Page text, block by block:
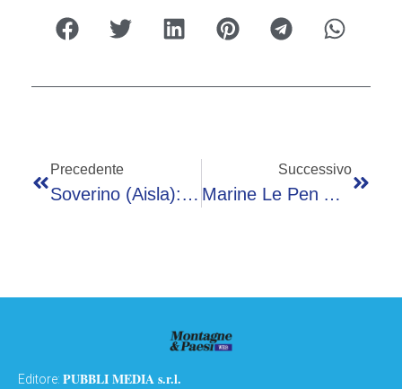
Precedente
Soverino (Aisla): “La Casa Di Silvia Tiene Acceso Un Ricordo”
Successivo
Marine Le Pen Alla Sbarra Il 7 Luglio, Il Futuro Presidenziale: “Combatterò Per Le Mie Idee”
Editore: PUBBLI MEDIA s.r.l.